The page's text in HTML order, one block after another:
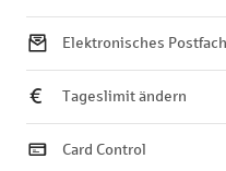
Elektronisches
Tageslimit ändern
Card Control